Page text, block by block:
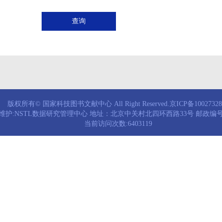
查询
版权所有© 国家科技图书文献中心 All Right Reserved.京ICP备
护:NSTL数据研究管理中心 地址：北京中关村北四环西路33号 邮政编
当前访问次数:6403119